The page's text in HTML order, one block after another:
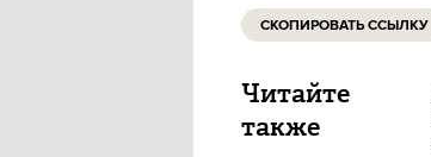
СКОПИРОВАТЬ ССЫЛКУ
Читайте
также